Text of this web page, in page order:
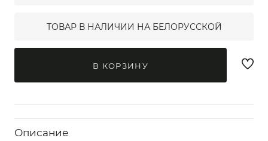
ТОВАР В НАЛИЧИИ НА БЕЛОРУССКОЙ
В КОРЗИНУ
Описание